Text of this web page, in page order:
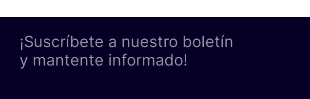
¡Suscríbete a nuestro boletín
y mantente informado!